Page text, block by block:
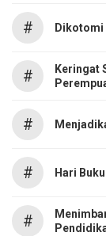
# Dikotomi
#
Keringat
#
# Hari
#